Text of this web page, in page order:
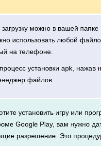
можно в вашей
использовать любой
на телефоне.
установки apk, нажав
файлов.
установить игру или
Google Play, вам нужно
разрешение. Это